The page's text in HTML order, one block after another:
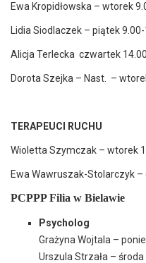
Ewa Kropidłowska – wtorek
Lidia Siodlaczek – piątek
Alicja Terlecka czwartek
Dorota Szejka – Nast. –
TERAPEUCI RUCHU
Wioletta Szymczak – wtorek
Ewa Wawruszak-Stolarczyk
PCPPP Filia w Bielawie
Psycholog
Grażyna Wojtala –
Urszula Strzała – środa